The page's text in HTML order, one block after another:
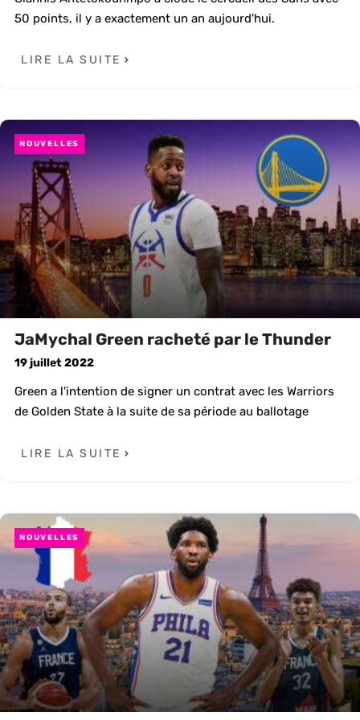
50 points, il y a exactement un an aujourd'hui.
LIRE LA SUITE
NOUVELLES
JaMychal Green racheté par le Thunder
19 juillet 2022
Green a l'intention de signer un contrat avec les Warriors
de Golden State à la suite de sa période au ballotage
LIRE LA SUITE
NOUVELLES